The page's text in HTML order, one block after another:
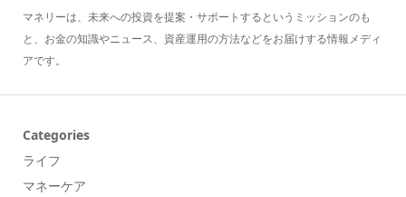
マネリーは、未来への投資を提案・サポートするというミッションのも
と、お金の知識やニュース、資産運用の方法などをお届けする情報メディ
アです。
Categories
ライフ
マネーケア